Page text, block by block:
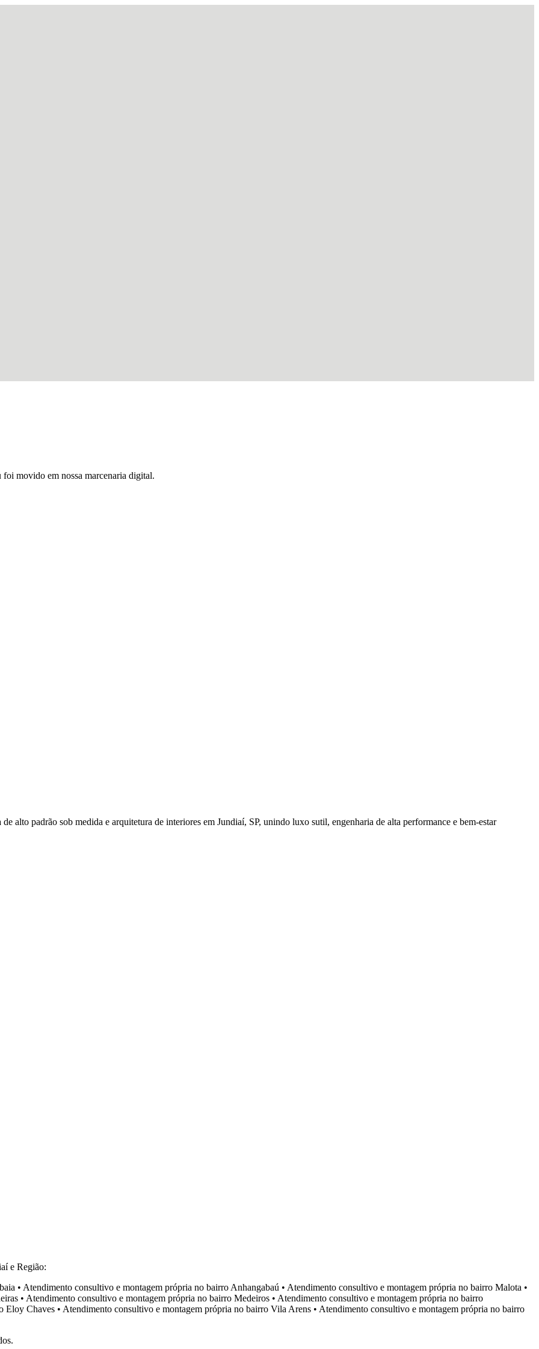
foi movido em nossa marcenaria digital.
alto padrão sob medida e arquitetura de interiores em Jundiaí, SP, unindo luxo sutil, engenharia de alta performance e bem-estar
e Região:
• Atendimento consultivo e montagem própria no bairro Anhangabaú • Atendimento consultivo e montagem própria no bairro Malota •
• Atendimento consultivo e montagem própria no bairro Medeiros • Atendimento consultivo e montagem própria no bairro
Eloy Chaves • Atendimento consultivo e montagem própria no bairro Vila Arens • Atendimento consultivo e montagem própria no bairro